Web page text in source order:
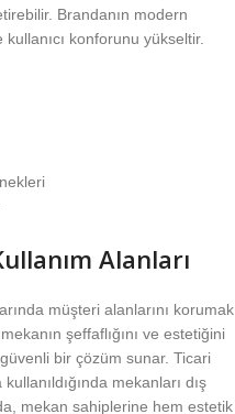
Brandanın modern
konforunu yükseltir.
Alanları
müşteri alanlarını korumak
şeffaflığını ve estetiğini
bir çözüm sunar. Ticari
mekanları dış
mekan sahiplerine hem estetik